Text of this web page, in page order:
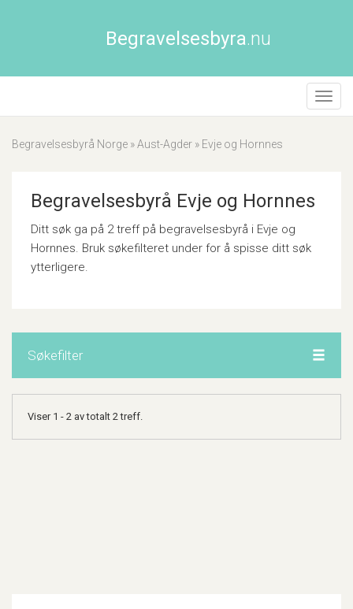
Begravelsesbyra.nu
Begravelsesbyrå Norge »Aust-Agder » Evje og Hornnes
Begravelsesbyrå Evje og Hornnes
Ditt søk ga på 2 treff på begravelsesbyrå i Evje og
Hornnes. Bruk søkefilteret under for å spisse ditt søk
ytterligere.
Søkefilter
Viser 1 - 2 av totalt 2 treff.